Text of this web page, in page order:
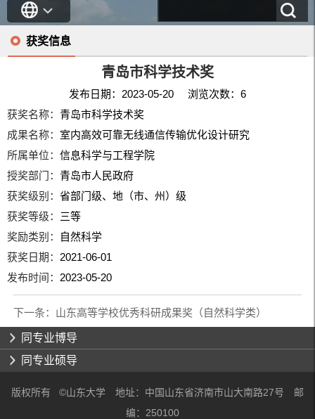
获奖信息
青岛市科学技术奖
发布日期：2023-05-20 浏览次数： 6
获奖名称：青岛市科学技术奖
成果名称： 室内高效可靠无线通信传输优化设计研究
所属单位：信息科学与工程学院
授奖部门：青岛市人民政府
获奖级别：省部门级、地（市、州）级
获奖等级： 三等
奖励类别： 自然科学
获奖日期： 2021-06-01
发布时间： 2023-05-20
下一条： 山东高等学校优秀科研成果奖（自然科学类）
同专业博导
同专业硕导
版权所有 ©山东大学 地址：中国山东省济南市山大南路27号 邮
编：250100